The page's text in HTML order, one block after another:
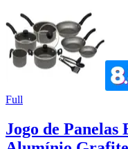
Full
Jogo de